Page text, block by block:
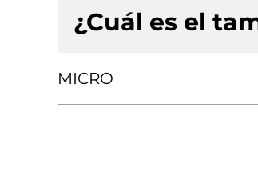
¿Cuál es el
MICRO